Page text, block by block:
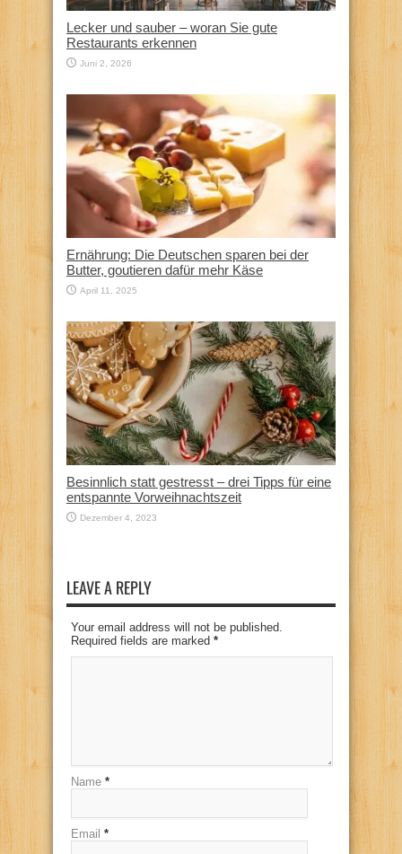
Lecker und sauber – woran Sie gute
Restaurants erkennen
Juni 2, 2026
Ernährung: Die Deutschen sparen bei der
Butter, goutieren dafür mehr Käse
April 11, 2025
Besinnlich statt gestresst – drei Tipps für eine
entspannte Vorweihnachtszeit
Dezember 4, 2023
LEAVE A REPLY
Your email address will not be published.
Required fields are marked *
Name *
Email *